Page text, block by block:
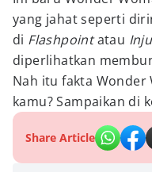
yang jahat seperti
di Flashpointatau
diperlihatkan
Nah itu fakta
kamu? Sampaikan di
Share Article